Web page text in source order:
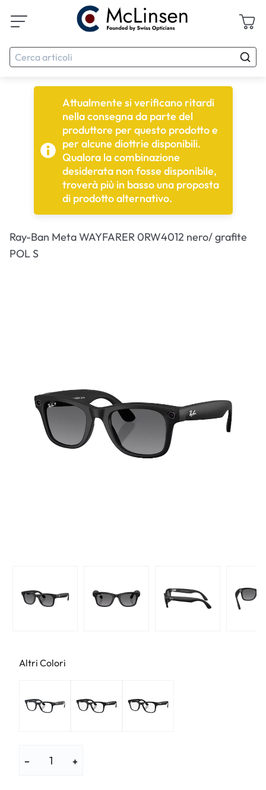
Attualmente si verificano ritardi
nella consegna da parte del
produttore per questo prodotto e
per alcune diottrie disponibili.
Qualora la combinazione
desiderata non fosse disponibile,
troverà più in basso una proposta
di prodotto alternativo.
Ray-Ban Meta WAYFARER 0RW4012 nero/ grafite
POL S
Altri Colori
− +